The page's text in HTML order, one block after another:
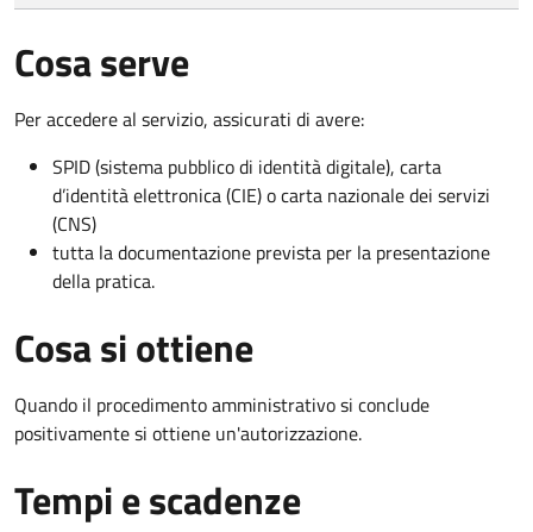
Cosa serve
Per accedere al servizio, assicurati di avere:
SPID (sistema pubblico di identità digitale), carta
d’identità elettronica (CIE) o carta nazionale dei servizi
(CNS)
tutta la documentazione prevista per la presentazione
della pratica.
Cosa si ottiene
Quando il procedimento amministrativo si conclude
positivamente si ottiene un'autorizzazione.
Tempi e scadenze